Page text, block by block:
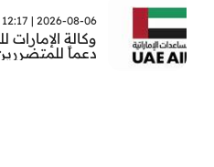
2026-08-06 | 12:17
وكالة
دعماً